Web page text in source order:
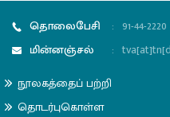
தொலைபேசி : 91-44-
மின்னஞ்சல்
:
நூலகத்தைப் பற்றி
தொடர்புகொள்ள